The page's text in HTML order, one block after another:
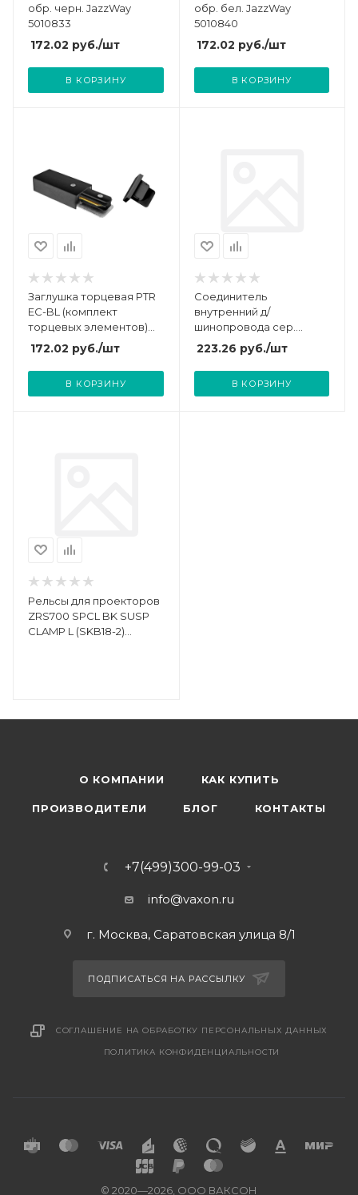
обр. черн. JazzWay
5010833
172.02 руб./шт
В КОРЗИНУ
обр. бел. JazzWay
5010840
172.02 руб./шт
В КОРЗИНУ
Заглушка торцевая PTR
EC-BL (комплект
торцевых элементов)
черн. JazzWay 5010895
172.02 руб./шт
В КОРЗИНУ
Соединитель
внутренний д/
шинопровода сер.
АлНорд PRO-043301-1-
223.26 руб./шт
В КОРЗИНУ
Рельсы для проекторов
ZRS700 SPCL BK SUSP
CLAMP L (SKB18-2)
О КОМПАНИИ КАК КУПИТЬ
ПРОИЗВОДИТЕЛИ БЛОГ КОНТАКТЫ
+7(499)300-99-03
info@vaxon.ru
г. Москва, Саратовская улица 8/1
ПОДПИСАТЬСЯ НА РАССЫЛКУ
СОГЛАШЕНИЕ НА ОБРАБОТКУ ПЕРСОНАЛЬНЫХ ДАННЫХ
ПОЛИТИКА КОНФИДЕНЦИАЛЬНОСТИ
© 2020—2026, ООО ВАКСОН